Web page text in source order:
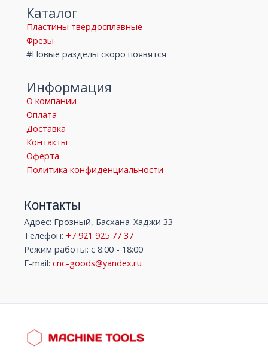
Каталог
Пластины твердосплавные
Фрезы
#Новые разделы скоро появятся
Информация
О компании
Оплата
Доставка
Контакты
Оферта
Политика конфиденциальности
Контакты
Адрес: Грозный, Басхана-Хаджи 33
Телефон: +7 921 925 77 37
Режим работы: с 8:00 - 18:00
E-mail: cnc-goods@yandex.ru